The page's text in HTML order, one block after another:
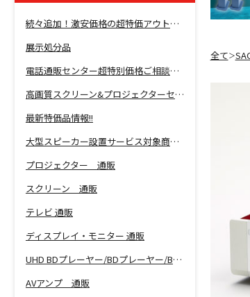
続々追加！激安価格の超特価アウトレットセール開催！
展示処分品
電話通販センター超特別価格ご相談コーナー！
高画質スクリーン&プロジェクターセット超特価！
最新特価品情報!!
大型スピーカー設置サービス対象商品！
プロジェクター 通販
スクリーン 通販
テレビ 通販
ディスプレイ・モニター 通販
UHD BDプレーヤー/BDプレーヤー/BDレコーダー 通販
AVアンプ 通販
全て＞